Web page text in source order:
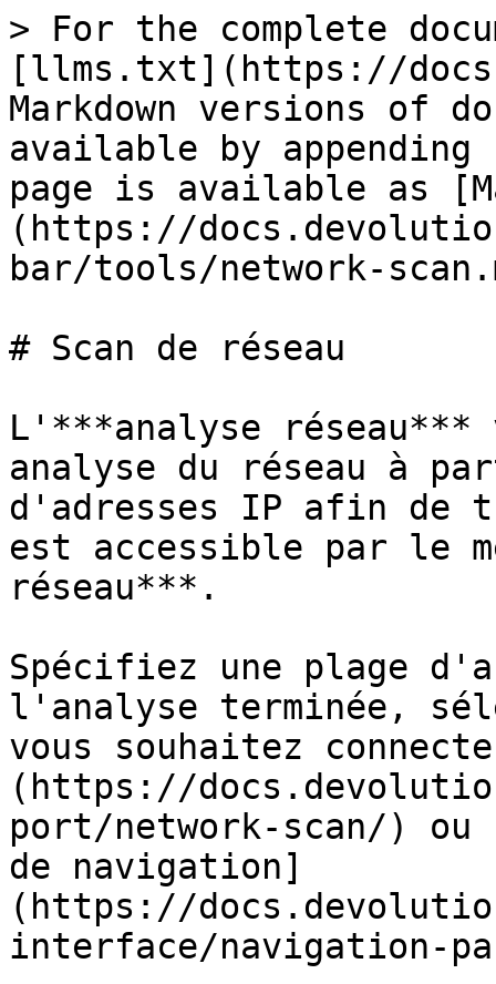
> For the complete
[llms.txt](https://
Markdown versions of
available by
page is available as
(https://
bar/tools/network-
# Scan de réseau
L'***analyse réseau***
analyse du réseau à
d'adresses IP afin de
est accessible par le
réseau***.
Spécifiez une plage
l'analyse terminée,
vous souhaitez
(https://
port/network-scan/)
de navigation]
(https://
interface/navigation-